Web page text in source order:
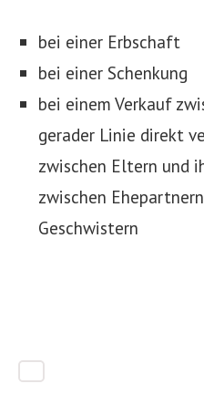
bei einer Erbschaft
bei einer Schenkung
bei einem Verkauf
gerader Linie direkt
zwischen Eltern und
zwischen
Geschwistern